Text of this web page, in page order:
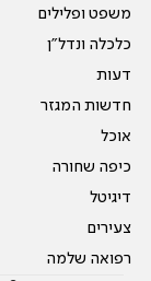
משפט ופלילים
כלכלה ונדל"ן
דעות
חדשות המגזר
אוכל
כיפה שחורה
דיגיטל
צעירים
רפואה שלמה